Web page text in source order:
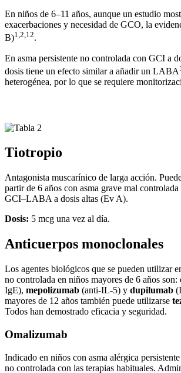
En niños de 6–11 años, aunque un estudio
exacerbaciones y necesidad de GCO, la
B)1,2,12.
En asma persistente no controlada con GCI a
dosis tiene un efecto similar a añadir un LABA
heterogénea, por lo que se requiere
Tiotropio
Antagonista muscarínico de larga acción.
partir de 6 años con asma grave mal
GCI–LABA a dosis altas (Ev A).
Dosis: 5 mcg una vez al día.
Anticuerpos monoclonales
Los agentes biológicos que se pueden utilizar
no controlada en niños mayores de 6 años son:
IgE), mepolizumab (anti-IL-5) y dupilumab
mayores de 12 años también puede utilizarse
Todos han demostrado eficacia y seguridad.
Omalizumab
Indicado en niños con asma alérgica
no controlada con las terapias habituales.